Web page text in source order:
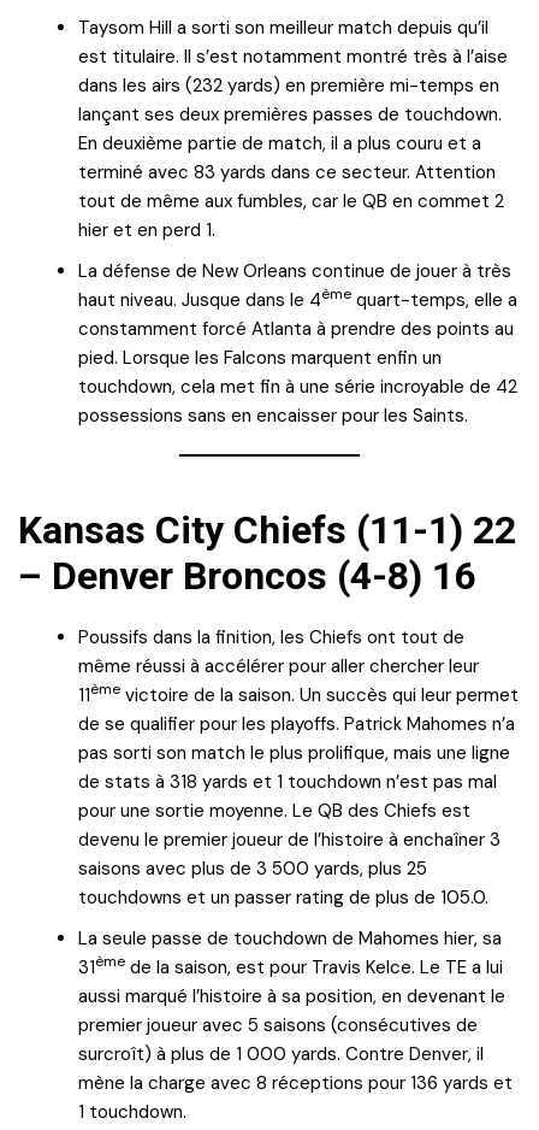
Taysom Hill a sorti son meilleur match depuis qu’il
est titulaire. Il s’est notamment montré très à l’aise
dans les airs (232 yards) en première mi-temps en
lançant ses deux premières passes de touchdown.
En deuxième partie de match, il a plus couru et a
terminé avec 83 yards dans ce secteur. Attention
tout de même aux fumbles, car le QB en commet 2
hier et en perd 1.
La défense de New Orleans continue de jouer à très
haut niveau. Jusque dans le 4ème quart-temps, elle a
constamment forcé Atlanta à prendre des points au
pied. Lorsque les Falcons marquent enfin un
touchdown, cela met fin à une série incroyable de 42
possessions sans en encaisser pour les Saints.
Kansas City Chiefs (11-1) 22
– Denver Broncos (4-8) 16
Poussifs dans la finition, les Chiefs ont tout de
même réussi à accélérer pour aller chercher leur
11ème victoire de la saison. Un succès qui leur permet
de se qualifier pour les playoffs. Patrick Mahomes n’a
pas sorti son match le plus prolifique, mais une ligne
de stats à 318 yards et 1 touchdown n’est pas mal
pour une sortie moyenne. Le QB des Chiefs est
devenu le premier joueur de l’histoire à enchaîner 3
saisons avec plus de 3 500 yards, plus 25
touchdowns et un passer rating de plus de 105.0.
La seule passe de touchdown de Mahomes hier, sa
31ème de la saison, est pour Travis Kelce. Le TE a lui
aussi marqué l’histoire à sa position, en devenant le
premier joueur avec 5 saisons (consécutives de
surcroît) à plus de 1 000 yards. Contre Denver, il
mène la charge avec 8 réceptions pour 136 yards et
1 touchdown.